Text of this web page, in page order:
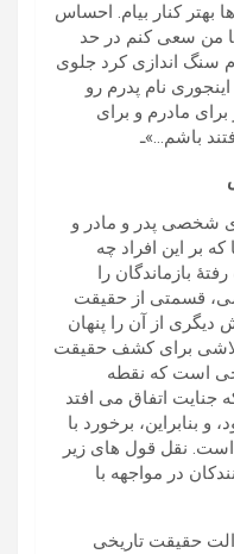
بهتر کنار بیام. احساس
من سعی کنم در حد
سنگ اندازی کرد جلوی
نام پدرم رو
برای مادرم و برای
باشم…»ـ
شخصی پدر و مادر و
بر این افراد چه
بازماندگان را
قسمتی از حقیقت
از آن را پنهان
تلاشی برای کشف حقیقت
است که نقطه
جنایت اتفاق می افتد
بنابراین، برخورد با
است. نقل قول های زیر
در مواجهه با
حقیقت تاریخی